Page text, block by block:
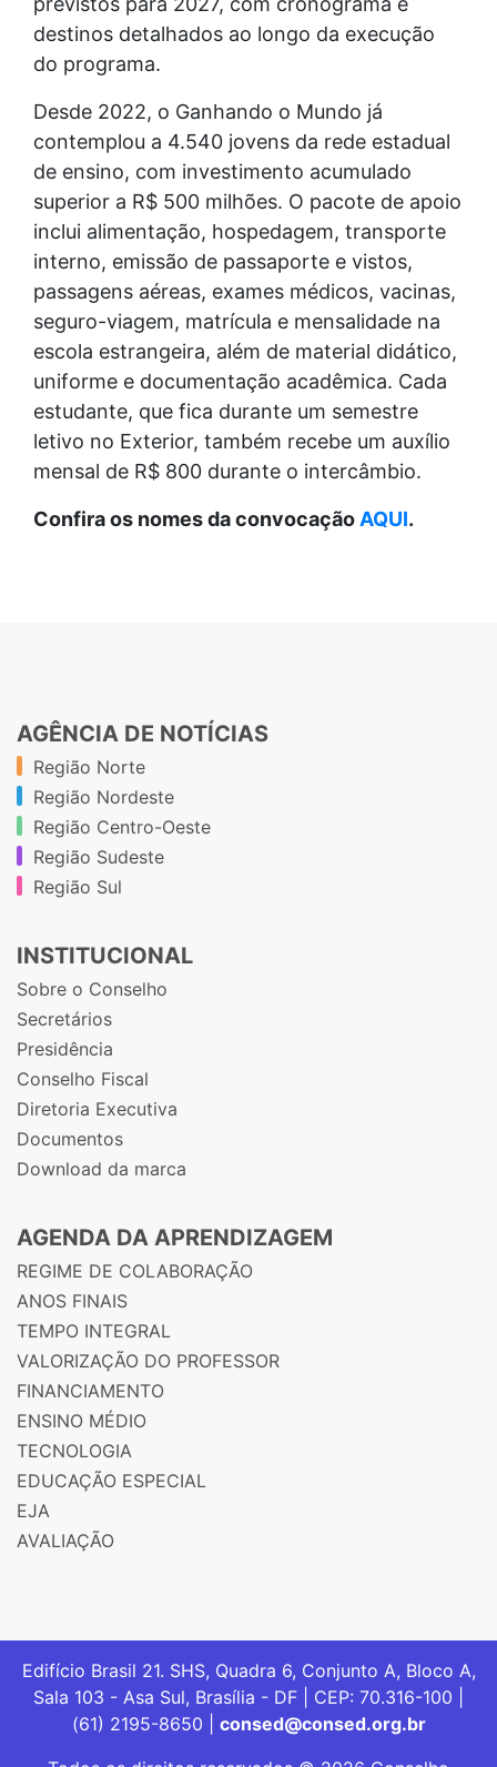
destinos detalhados ao longo da execução
do programa.
Desde 2022, o Ganhando o Mundo já
contemplou a 4.540 jovens da rede estadual
de ensino, com investimento acumulado
superior a R$ 500 milhões. O pacote de apoio
inclui alimentação, hospedagem, transporte
interno, emissão de passaporte e vistos,
passagens aéreas, exames médicos, vacinas,
seguro-viagem, matrícula e mensalidade na
escola estrangeira, além de material didático,
uniforme e documentação acadêmica. Cada
estudante, que fica durante um semestre
letivo no Exterior, também recebe um auxílio
mensal de R$ 800 durante o intercâmbio.
Confira os nomes da convocação AQUI.
AGÊNCIA DE NOTÍCIAS
Região Norte
Região Nordeste
Região Centro-Oeste
Região Sudeste
Região Sul
INSTITUCIONAL
Sobre o Conselho
Secretários
Presidência
Conselho Fiscal
Diretoria Executiva
Documentos
Download da marca
AGENDA DA APRENDIZAGEM
REGIME DE COLABORAÇÃO
ANOS FINAIS
TEMPO INTEGRAL
VALORIZAÇÃO DO PROFESSOR
FINANCIAMENTO
ENSINO MÉDIO
TECNOLOGIA
EDUCAÇÃO ESPECIAL
EJA
AVALIAÇÃO
Edifício Brasil 21. SHS, Quadra 6, Conjunto A, Bloco A,
Sala 103 - Asa Sul, Brasília - DF | CEP: 70.316-100 |
(61) 2195-8650 | consed@consed.org.br